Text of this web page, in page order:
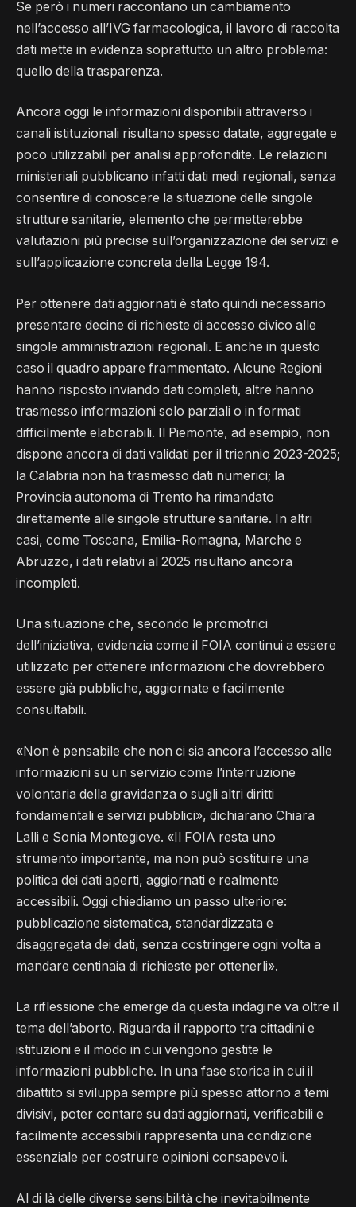
Se però i numeri raccontano un cambiamento
nell’accesso all’IVG farmacologica, il lavoro di raccolta
dati mette in evidenza soprattutto un altro problema:
quello della trasparenza.
Ancora oggi le informazioni disponibili attraverso i
canali istituzionali risultano spesso datate, aggregate e
poco utilizzabili per analisi approfondite. Le relazioni
ministeriali pubblicano infatti dati medi regionali, senza
consentire di conoscere la situazione delle singole
strutture sanitarie, elemento che permetterebbe
valutazioni più precise sull’organizzazione dei servizi e
sull’applicazione concreta della Legge 194.
Per ottenere dati aggiornati è stato quindi necessario
presentare decine di richieste di accesso civico alle
singole amministrazioni regionali. E anche in questo
caso il quadro appare frammentato. Alcune Regioni
hanno risposto inviando dati completi, altre hanno
trasmesso informazioni solo parziali o in formati
difficilmente elaborabili. Il Piemonte, ad esempio, non
dispone ancora di dati validati per il triennio 2023-2025;
la Calabria non ha trasmesso dati numerici; la
Provincia autonoma di Trento ha rimandato
direttamente alle singole strutture sanitarie. In altri
casi, come Toscana, Emilia-Romagna, Marche e
Abruzzo, i dati relativi al 2025 risultano ancora
incompleti.
Una situazione che, secondo le promotrici
dell’iniziativa, evidenzia come il FOIA continui a essere
utilizzato per ottenere informazioni che dovrebbero
essere già pubbliche, aggiornate e facilmente
consultabili.
«Non è pensabile che non ci sia ancora l’accesso alle
informazioni su un servizio come l’interruzione
volontaria della gravidanza o sugli altri diritti
fondamentali e servizi pubblici», dichiarano Chiara
Lalli e Sonia Montegiove. «Il FOIA resta uno
strumento importante, ma non può sostituire una
politica dei dati aperti, aggiornati e realmente
accessibili. Oggi chiediamo un passo ulteriore:
pubblicazione sistematica, standardizzata e
disaggregata dei dati, senza costringere ogni volta a
mandare centinaia di richieste per ottenerli».
La riflessione che emerge da questa indagine va oltre il
tema dell’aborto. Riguarda il rapporto tra cittadini e
istituzioni e il modo in cui vengono gestite le
informazioni pubbliche. In una fase storica in cui il
dibattito si sviluppa sempre più spesso attorno a temi
divisivi, poter contare su dati aggiornati, verificabili e
facilmente accessibili rappresenta una condizione
essenziale per costruire opinioni consapevoli.
Al di là delle diverse sensibilità che inevitabilmente